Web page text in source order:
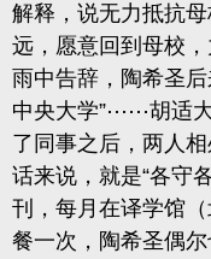
解释，说无力抵抗
远，愿意回到母校
雨中告辞，陶希圣
中央大学”⋯⋯胡适
了同事之后，两人
话来说，就是“各守
刊，每月在译学馆
餐一次，陶希圣偶